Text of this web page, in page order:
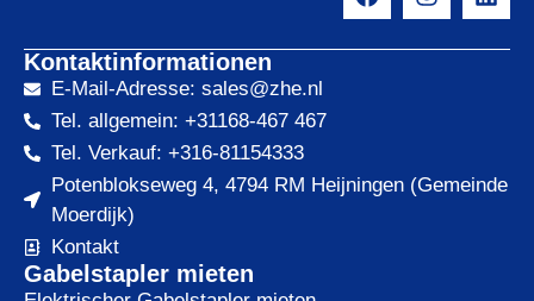
Kontaktinformationen
E-Mail-Adresse: sales@zhe.nl
Tel. allgemein: +31168-467 467
Tel. Verkauf: +316-81154333
Potenblokseweg 4, 4794 RM Heijningen (Gemeinde
Moerdijk)
Kontakt
Gabelstapler mieten